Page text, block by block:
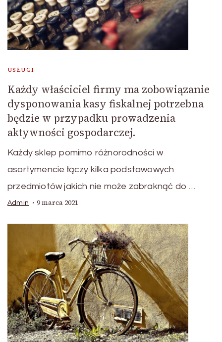
USŁUGI
Każdy właściciel firmy ma zobowiązanie
dysponowania kasy fiskalnej potrzebna
będzie w przypadku prowadzenia
aktywności gospodarczej.
Każdy sklep pomimo różnorodności w
asortymencie łączy kilka podstawowych
przedmiotów jakich nie może zabraknąć do …
Admin 9 marca 2021